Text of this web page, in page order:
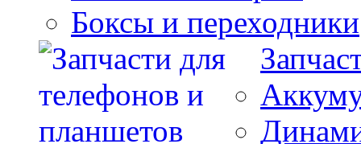
Боксы и переходники